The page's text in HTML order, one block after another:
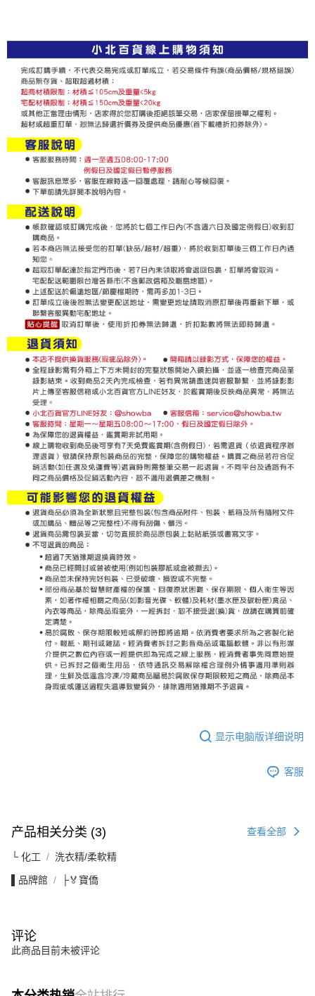
显示电脑版详细说明
客服
产品相关分类 (3) 查看全部
└ 化工 洗衣精/柔軟精
▌品牌館 ├🏅寶僑
评论
此商品目前未被评论